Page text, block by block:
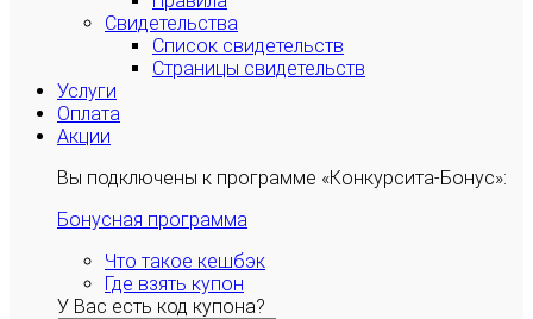
Свидетельства
Список свидетельств
Страницы свидетельств
Услуги
Оплата
Акции
Вы подключены к программе «Конкурсита-Бонус»:
Бонусная программа
Что такое кешбэк
Где взять купон
У Вас есть код купона?